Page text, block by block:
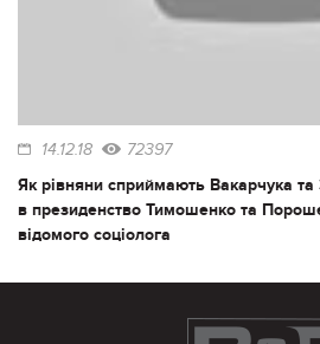
14.12.18 72397
Як рівняни сприймають Вакарчука та
в президенство Тимошенко та
відомого соціолога